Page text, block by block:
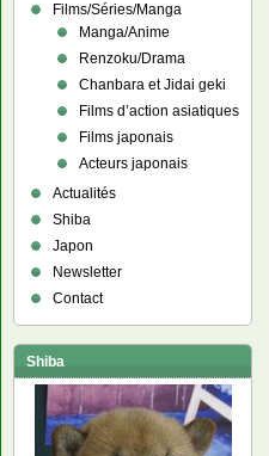
Films/Séries/Manga
Manga/Anime
Renzoku/Drama
Chanbara et Jidai geki
Films d’action asiatiques
Films japonais
Acteurs japonais
Actualités
Shiba
Japon
Newsletter
Contact
Shiba